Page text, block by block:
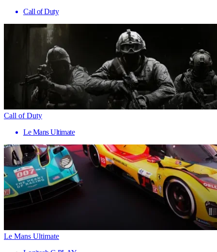
Call of Duty
Call of Duty
Le Mans Ultimate
Le Mans Ultimate